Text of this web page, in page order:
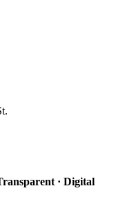
· Digital